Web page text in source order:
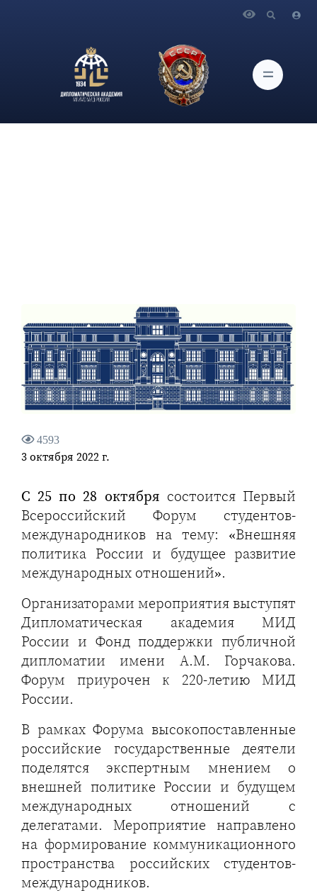
Форум студентов-международников на тему: «Внешняя
политика России и будущее развитие международных
4593
3 октября 2022 г.
С 25 по 28 октября состоится Первый
Всероссийский Форум студентов-
международников на тему: «Внешняя
политика России и будущее развитие
международных отношений».
Организаторами мероприятия выступят
Дипломатическая академия МИД
России и Фонд поддержки публичной
дипломатии имени А.М. Горчакова.
Форум приурочен к 220-летию МИД
России.
В рамках Форума высокопоставленные
российские государственные деятели
поделятся экспертным мнением о
внешней политике России и будущем
международных отношений с
делегатами. Мероприятие направлено
на формирование коммуникационного
пространства российских студентов-
международников.